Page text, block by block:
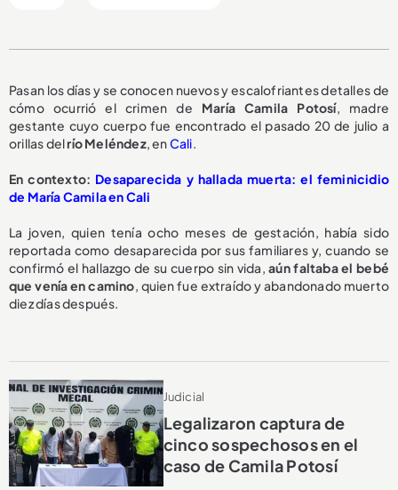
Pasan los días y se conocen nuevos y escalofriantes detalles de
cómo ocurrió el crimen de María Camila Potosí, madre
gestante cuyo cuerpo fue encontrado el pasado 20 de julio a
orillas delrío Meléndez, enCali.
En contexto: Desaparecida y hallada muerta: el feminicidio
de María Camila en Cali
La joven, quien tenía ocho meses de gestación, había sido
reportada como desaparecida por sus familiares y, cuando se
confirmó el hallazgo de su cuerpo sin vida,aún faltaba el bebé
que venía en camino, quien fue extraído y abandonado muerto
diez días después.
Judicial
Legalizaron captura de
cinco sospechosos en el
caso de Camila Potosí